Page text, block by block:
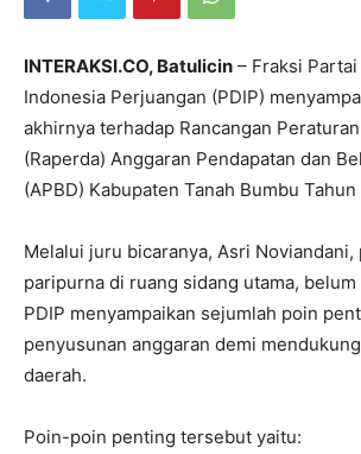
INTERAKSI.CO, Batulicin – Fraksi
Indonesia Perjuangan (PDIP)
akhirnya terhadap Rancangan
(Raperda) Anggaran Pendapatan dan
(APBD) Kabupaten Tanah Bumbu
Melalui juru bicaranya, Asri Noviandani,
paripurna di ruang sidang utama, belum
PDIP menyampaikan sejumlah poin
penyusunan anggaran demi
daerah.
Poin-poin penting tersebut yaitu: